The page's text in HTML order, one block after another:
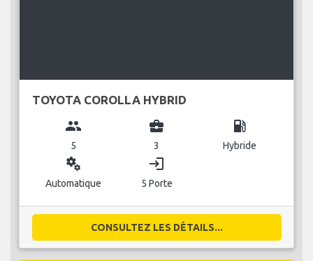
TOYOTA COROLLA HYBRID
group
5
business_center
3
local_gas_station
Hybride
miscellaneous_services
Automatique
login
5 Porte
CONSULTEZ LES DÉTAILS...